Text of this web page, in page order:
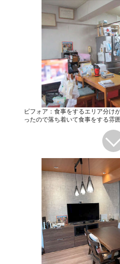
ビフォア：食事をするエリア分け
ったので落ち着いて食事をする雰